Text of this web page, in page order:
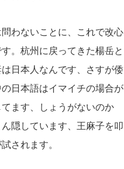
わないことに、これで改心
。杭州に戻ってきた楊岳と
日本人なんです、さすが倭
日本語はイマイチの場合が
ます、しょうがないのか
隠しています、王麻子を叩
されます。